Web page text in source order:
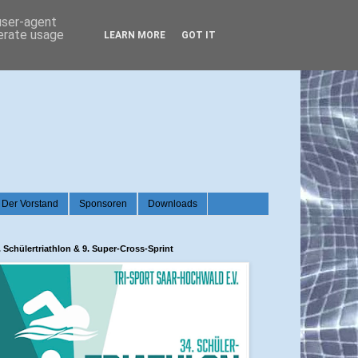
Der Vorstand Sponsoren Downloads
Schülertriathlon & 9. Super-Cross-Sprint
agent
usage
LEARN MORE GOT IT